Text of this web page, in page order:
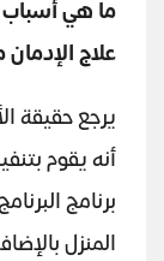
ما هي
علاج
يرجع حقيقة
أنه يقوم
برنامج
المنزل